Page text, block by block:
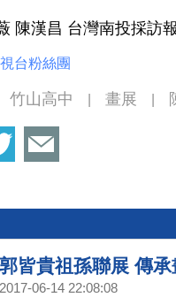
陳漢昌 台灣南投採訪
台粉絲團
竹山高中 畫展
郭皆貴祖孫聯展 傳
2017-06-14 22:08:08